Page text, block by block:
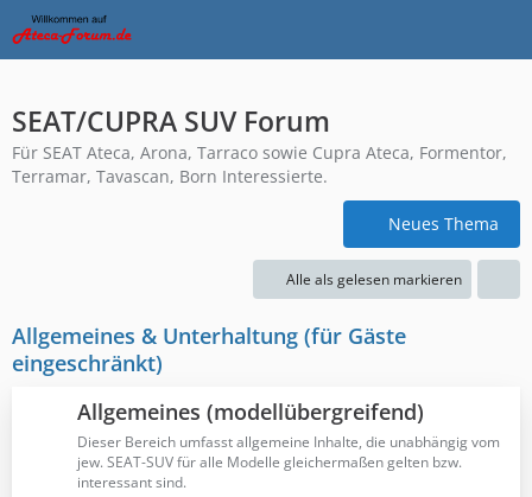
SEAT/CUPRA SUV Forum
Für SEAT Ateca, Arona, Tarraco sowie Cupra Ateca, Formentor,
Terramar, Tavascan, Born Interessierte.
Neues Thema
Alle als gelesen markieren
Allgemeines & Unterhaltung (für Gäste
eingeschränkt)
Allgemeines (modellübergreifend)
Dieser Bereich umfasst allgemeine Inhalte, die unabhängig vom
jew. SEAT-SUV für alle Modelle gleichermaßen gelten bzw.
interessant sind.